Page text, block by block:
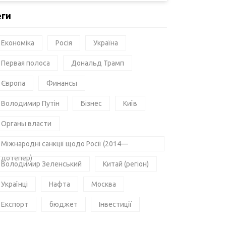
Економіка Росія Україна
Первая полоса Дональд Трамп
Європа Финансы
Володимир Путін Бізнес Київ
Органы власти
Міжнародні санкції щодо Росії (2014—
дотепер)
Володимир Зеленський Китай (регіон)
Українці Нафта Москва
Експорт бюджет Інвестиції